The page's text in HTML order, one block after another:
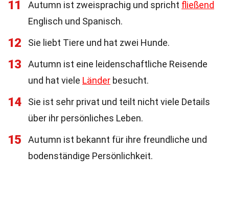
11 Autumn ist zweisprachig und spricht fließend
Englisch und Spanisch.
12 Sie liebt Tiere und hat zwei Hunde.
13
Autumn ist eine leidenschaftliche Reisende
und hat viele Länder besucht.
14
Sie ist sehr privat und teilt nicht viele Details
über ihr persönliches Leben.
15
Autumn ist bekannt für ihre freundliche und
bodenständige Persönlichkeit.